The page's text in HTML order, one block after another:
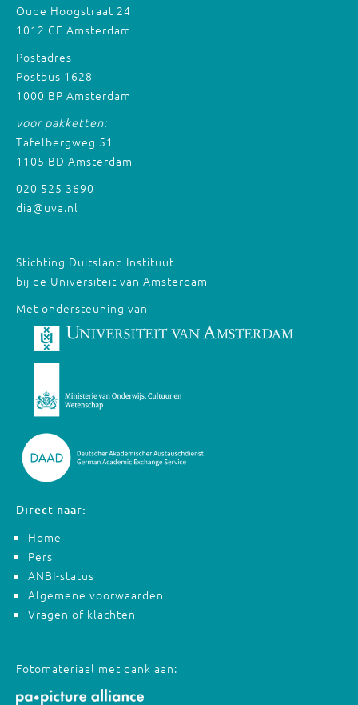
Oude Hoogstraat 24
1012 CE Amsterdam
Postadres
Postbus 1628
1000 BP Amsterdam
voor pakketten:
Tafelbergweg 51
1105 BD Amsterdam
020 525 3690
dia@uva.nl
Stichting Duitsland Instituut
bij de Universiteit van Amsterdam
Met ondersteuning van
Direct naar:
Home
Pers
ANBI-status
Algemene voorwaarden
Vragen of klachten
Fotomateriaal met dank aan: